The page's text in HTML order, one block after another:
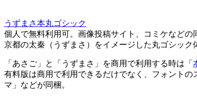
うずまさ本丸ゴシック
個人で無料利用可。画像投稿サイト、コミケなどの
京都の太秦（うずまさ）をイメージした丸ゴシッ
「あさご」と「うずまさ」を商用で利用する時は「
有料版は商用で利用できるだけでなく、フォント
マ」などが同梱。